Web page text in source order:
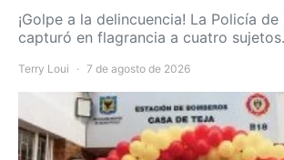
¡Golpe a la delincuencia! La Policía
capturó en flagrancia a cuatro
Terry Loui 7 de agosto de 2026